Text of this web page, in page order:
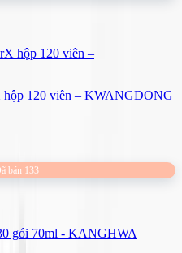
hộp 120 viên – KWANGDONG
bán 133